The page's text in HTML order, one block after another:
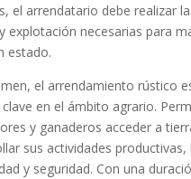
el arrendatario debe realizar
explotación necesarias para
estado.
el arrendamiento rústico
en el ámbito agrario.
y ganaderos acceder a
sus actividades productivas,
y seguridad. Con una